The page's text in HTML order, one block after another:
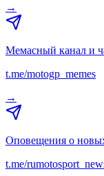
→
Мемасный канал и
t.me/motogp_memes
→
Оповещения о
t.me/